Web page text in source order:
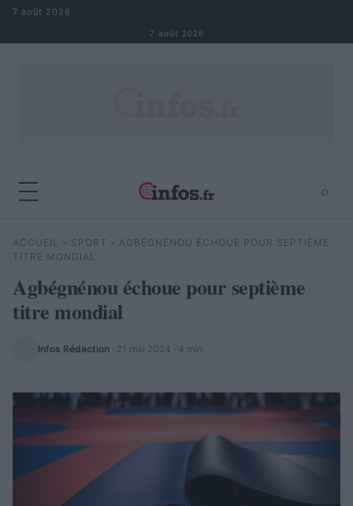
Aller au contenu
7 août 2026
7 août 2026
⌕
Rechercher ⌕ ×
ACCUEIL » SPORT » AGBÉGNÉNOU ÉCHOUE POUR SEPTIÈME
TITRE MONDIAL
Agbégnénou échoue pour septième
titre mondial
Infos Rédaction · 21 mai 2024 · 4 min